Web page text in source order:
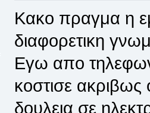
Κακο πραγμα η
διαφορετικη
Εγω απο
κοστισε
δουλεια σε